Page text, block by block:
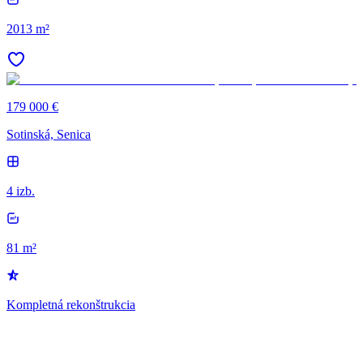
2013 m²
179 000 €
Sotinská, Senica
4 izb.
81 m²
Kompletná rekonštrukcia